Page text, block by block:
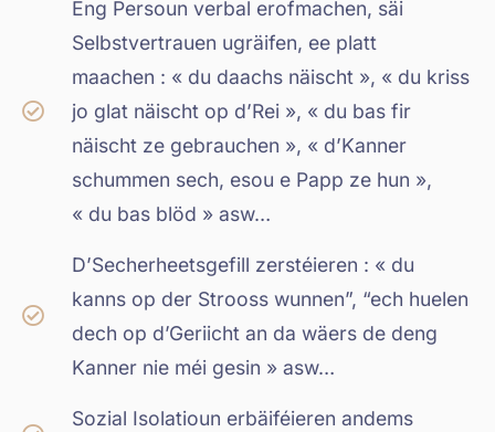
Eng Persoun verbal erofmachen, säi
Selbstvertrauen ugräifen, ee platt
maachen : « du daachs näischt », « du kriss
jo glat näischt op d’Rei », « du bas fir
näischt ze gebrauchen », « d’Kanner
schummen sech, esou e Papp ze hun »,
« du bas blöd » asw…
D’Secherheetsgefill zerstéieren : « du
kanns op der Strooss wunnen”, “ech huelen
dech op d’Geriicht an da wäers de deng
Kanner nie méi gesin » asw…
Sozial Isolatioun erbäiféieren andems